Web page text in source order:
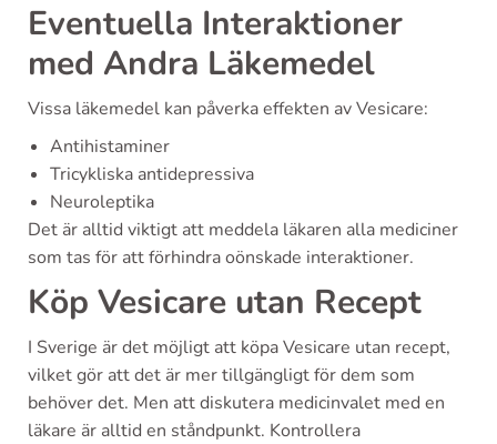
Eventuella Interaktioner
med Andra Läkemedel
Vissa läkemedel kan påverka effekten av Vesicare:
Antihistaminer
Tricykliska antidepressiva
Neuroleptika
Det är alltid viktigt att meddela läkaren alla mediciner
som tas för att förhindra oönskade interaktioner.
Köp Vesicare utan Recept
I Sverige är det möjligt att köpa Vesicare utan recept,
vilket gör att det är mer tillgängligt för dem som
behöver det. Men att diskutera medicinvalet med en
läkare är alltid en ståndpunkt. Kontrollera